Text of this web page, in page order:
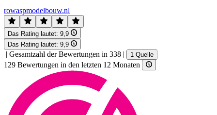
rowaspmodelbouw.nl
Das Rating lautet: 9,9
Das Rating lautet: 9,9
| Gesamtzahl der Bewertungen in 338 | 1 Quelle
129 Bewertungen in den letzten 12 Monaten